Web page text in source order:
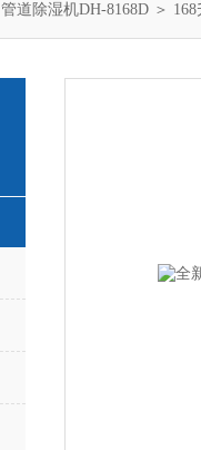
管道除湿机DH-8168D ＞